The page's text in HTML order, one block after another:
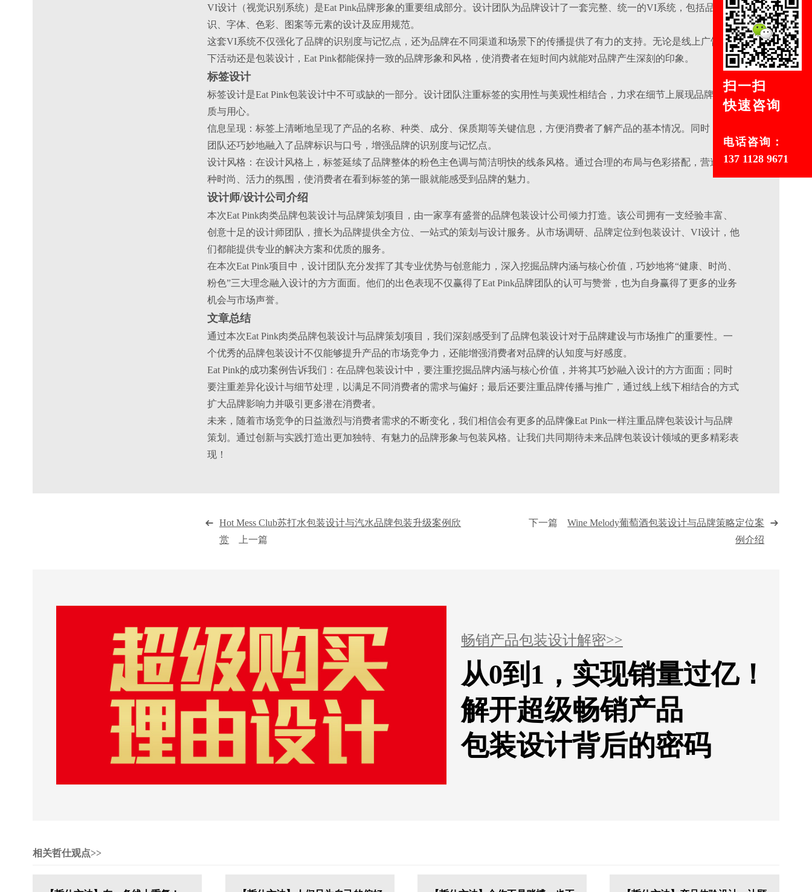
VI设计（视觉识别系统）是Eat Pink品牌形象的重要组成部分。设计团队为品牌设计了一套完整、统一的VI系统，包括品牌标
识、字体、色彩、图案等元素的设计及应用规范。
这套VI系统不仅强化了品牌的识别度与记忆点，还为品牌在不同渠道和场景下的传播提供了有力的支持。无论是线上广告、线
下活动还是包装设计，Eat Pink都能保持一致的品牌形象和风格，使消费者在短时间内就能对品牌产生深刻的印象。
标签设计
标签设计是Eat Pink包装设计中不可或缺的一部分。设计团队注重标签的实用性与美观性相结合，力求在细节上展现品牌的品
质与用心。
‌信息呈现‌：标签上清晰地呈现了产品的名称、种类、成分、保质期等关键信息，方便消费者了解产品的基本情况。同时，设计
团队还巧妙地融入了品牌标识与口号，增强品牌的识别度与记忆点。
‌设计风格‌：在设计风格上，标签延续了品牌整体的粉色主色调与简洁明快的线条风格。通过合理的布局与色彩搭配，营造出一
种时尚、活力的氛围，使消费者在看到标签的第一眼就能感受到品牌的魅力。
设计师/设计公司介绍
本次Eat Pink肉类品牌包装设计与品牌策划项目，由一家享有盛誉的品牌包装设计公司倾力打造。该公司拥有一支经验丰富、
创意十足的设计师团队，擅长为品牌提供全方位、一站式的策划与设计服务。从市场调研、品牌定位到包装设计、VI设计，他
们都能提供专业的解决方案和优质的服务。
在本次Eat Pink项目中，设计团队充分发挥了其专业优势与创意能力，深入挖掘品牌内涵与核心价值，巧妙地将“健康、时尚、
粉色”三大理念融入设计的方方面面。他们的出色表现不仅赢得了Eat Pink品牌团队的认可与赞誉，也为自身赢得了更多的业务
机会与市场声誉。
文章总结
通过本次Eat Pink肉类品牌包装设计与品牌策划项目，我们深刻感受到了品牌包装设计对于品牌建设与市场推广的重要性。一
个优秀的品牌包装设计不仅能够提升产品的市场竞争力，还能增强消费者对品牌的认知度与好感度。
Eat Pink的成功案例告诉我们：在品牌包装设计中，要注重挖掘品牌内涵与核心价值，并将其巧妙融入设计的方方面面；同时
要注重差异化设计与细节处理，以满足不同消费者的需求与偏好；最后还要注重品牌传播与推广，通过线上线下相结合的方式
扩大品牌影响力并吸引更多潜在消费者。
未来，随着市场竞争的日益激烈与消费者需求的不断变化，我们相信会有更多的品牌像Eat Pink一样注重品牌包装设计与品牌
策划。通过创新与实践打造出更加独特、有魅力的品牌形象与包装风格。让我们共同期待未来品牌包装设计领域的更多精彩表
现！
Hot Mess Club苏打水包装设计与汽水品牌包装升级案例欣
赏 上一篇
下一篇Wine Melody葡萄酒包装设计与品牌策略定位案
例介绍
畅销产品包装设计解密>>
从0到1，实现销量过亿！
解开超级畅销产品
包装设计背后的密码
相关哲仕观点>>
扫一扫
快速咨询
电话咨询：
137 1128 9671